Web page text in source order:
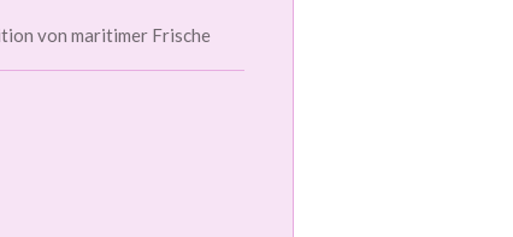
von maritimer Frische